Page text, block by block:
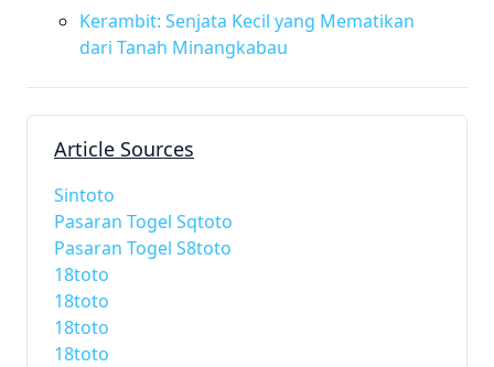
Kerambit: Senjata Kecil yang Mematikan
dari Tanah Minangkabau
Article Sources
Sintoto
Pasaran Togel Sqtoto
Pasaran Togel S8toto
18toto
18toto
18toto
18toto